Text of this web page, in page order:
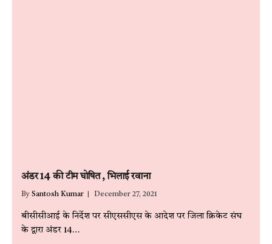
अंडर 14 की टीम घोषित , भिलाई रवाना
By Santosh Kumar December 27, 2021
बीसीसीआई के निर्देश पर सीएससीएस के आदेश पर जिला क्रिकेट संघ
के द्वारा अंडर 14…